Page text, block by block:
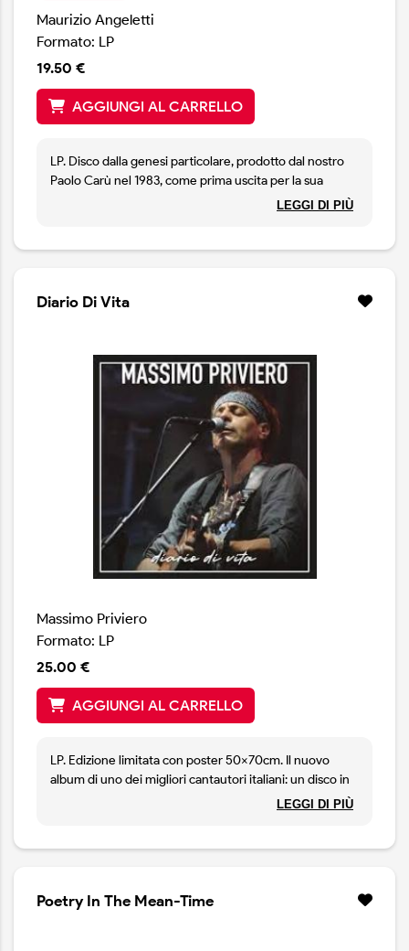
Maurizio Angeletti
Formato: LP
19.50 €
AGGIUNGI AL CARRELLO
LP. Disco dalla genesi particolare, prodotto dal nostro
Paolo Carù nel 1983, come prima uscita per la sua
etichetta Moondance Records. Go Fly a Kite è un
fingerstyle come John Fahey e Leo Kottke. Recuperato
LEGGI DI PIÙ
Diario Di Vita
Massimo Priviero
Formato: LP
25.00 €
AGGIUNGI AL CARRELLO
LP. Edizione limitata con poster 50x70cm. Il nuovo
album di uno dei migliori cantautori italiani: un disco in
cui l'autore racconta sè stesso, il mondo che gli ruota
LEGGI DI PIÙ
Poetry In The Mean-Time